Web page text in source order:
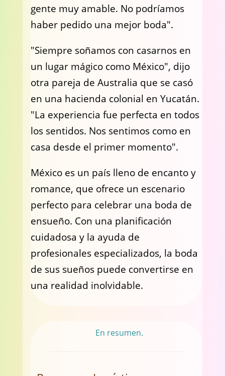
gente muy amable. No podríamos
haber pedido una mejor boda".
"Siempre soñamos con casarnos en
un lugar mágico como México", dijo
otra pareja de Australia que se casó
en una hacienda colonial en Yucatán.
"La experiencia fue perfecta en todos
los sentidos. Nos sentimos como en
casa desde el primer momento".
México es un país lleno de encanto y
romance, que ofrece un escenario
perfecto para celebrar una boda de
ensueño. Con una planificación
cuidadosa y la ayuda de
profesionales especializados, la boda
de sus sueños puede convertirse en
una realidad inolvidable.
En resumen.